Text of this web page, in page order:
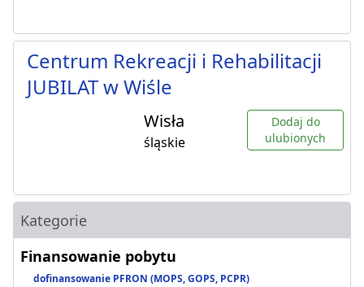
Centrum Rekreacji i Rehabilitacji
JUBILAT w Wiśle
Wisła
śląskie
Dodaj do
ulubionych
Kategorie
Finansowanie pobytu
dofinansowanie PFRON (MOPS, GOPS, PCPR)